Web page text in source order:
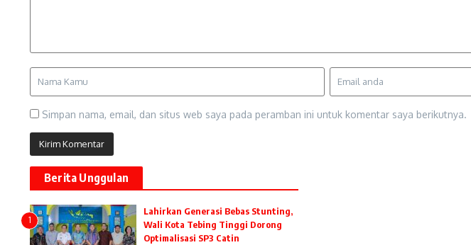
Simpan nama, email, dan situs web saya pada peramban ini untuk komentar saya berikutnya.
Berita Unggulan
1
Lahirkan Generasi Bebas Stunting,
Wali Kota Tebing Tinggi Dorong
Optimalisasi SP3 Catin